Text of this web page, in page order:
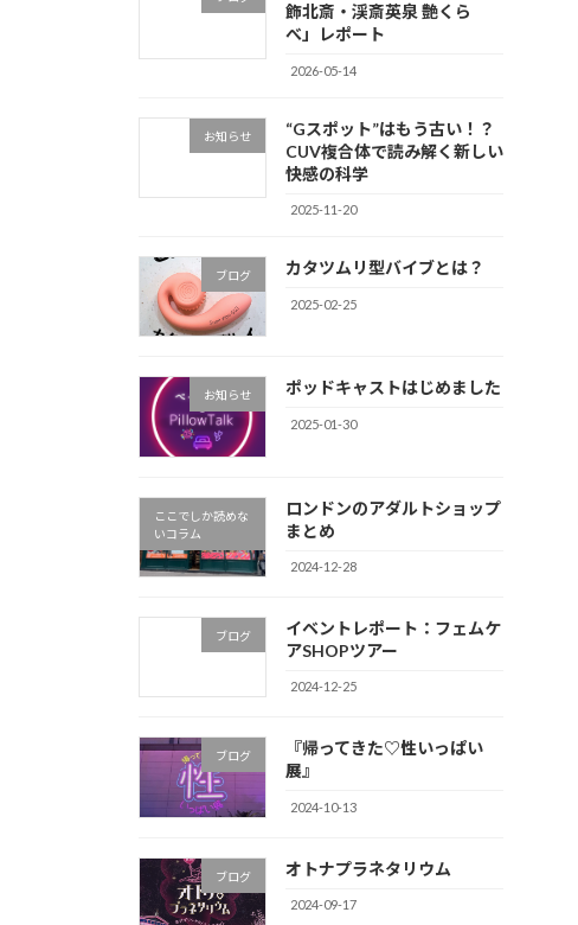
飾北斎・渓斎英泉 艶くら
べ」レポート
2026-05-14
お知らせ
“Gスポット”はもう古い！？
CUV複合体で読み解く新しい
快感の科学
2025-11-20
ブログ カタツムリ型バイブとは？
2025-02-25
お知らせ ポッドキャストはじめました
2025-01-30
ここでしか読めな
いコラム
ロンドンのアダルトショップ
まとめ
2024-12-28
ブログ
イベントレポート：フェムケ
アSHOPツアー
2024-12-25
ブログ
『帰ってきた♡性いっぱい
展』
2024-10-13
ブログ オトナプラネタリウム
2024-09-17